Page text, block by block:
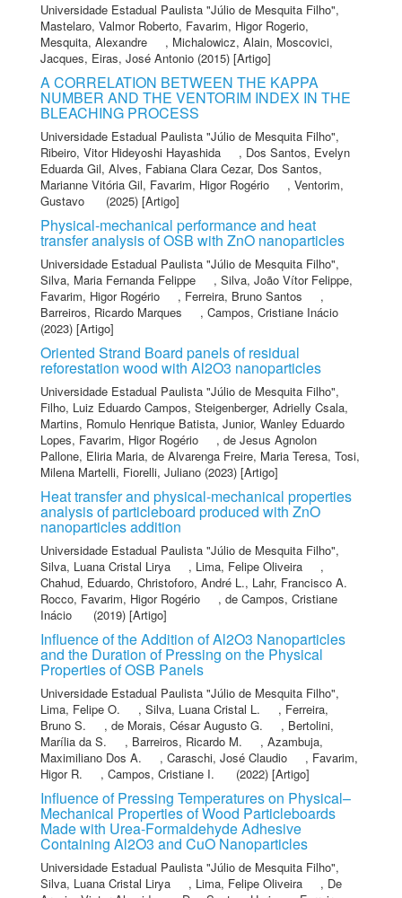
Universidade Estadual Paulista "Júlio de Mesquita Filho",
Mastelaro, Valmor Roberto, Favarim, Higor Rogerio,
Mesquita, Alexandre
, Michalowicz, Alain, Moscovici,
Jacques, Eiras, José Antonio (2015) [Artigo]
A CORRELATION BETWEEN THE KAPPA
NUMBER AND THE VENTORIM INDEX IN THE
BLEACHING PROCESS
Universidade Estadual Paulista "Júlio de Mesquita Filho",
Ribeiro, Vitor Hideyoshi Hayashida
, Dos Santos, Evelyn
Eduarda Gil, Alves, Fabiana Clara Cezar, Dos Santos,
Marianne Vitória Gil, Favarim, Higor Rogério , Ventorim,
Gustavo
(2025) [Artigo]
Physical-mechanical performance and heat
transfer analysis of OSB with ZnO nanoparticles
Universidade Estadual Paulista "Júlio de Mesquita Filho",
Silva, Maria Fernanda Felippe
, Silva, João Vítor Felippe,
Favarim, Higor Rogério
, Ferreira, Bruno Santos
,
Barreiros, Ricardo Marques
, Campos, Cristiane Inácio
(2023) [Artigo]
Oriented Strand Board panels of residual
reforestation wood with Al2O3 nanoparticles
Universidade Estadual Paulista "Júlio de Mesquita Filho",
Filho, Luiz Eduardo Campos, Steigenberger, Adrielly Csala,
Martins, Romulo Henrique Batista, Junior, Wanley Eduardo
Lopes, Favarim, Higor Rogério , de Jesus Agnolon
Pallone, Eliria Maria, de Alvarenga Freire, Maria Teresa, Tosi,
Milena Martelli, Fiorelli, Juliano (2023) [Artigo]
Heat transfer and physical-mechanical properties
analysis of particleboard produced with ZnO
nanoparticles addition
Universidade Estadual Paulista "Júlio de Mesquita Filho",
Silva, Luana Cristal Lirya
, Lima, Felipe Oliveira
,
Chahud, Eduardo, Christoforo, André L., Lahr, Francisco A.
Rocco, Favarim, Higor Rogério , de Campos, Cristiane
Inácio
(2019) [Artigo]
Influence of the Addition of Al2O3 Nanoparticles
and the Duration of Pressing on the Physical
Properties of OSB Panels
Universidade Estadual Paulista "Júlio de Mesquita Filho",
Lima, Felipe O.
, Silva, Luana Cristal L. , Ferreira,
Bruno S.
, de Morais, César Augusto G. , Bertolini,
Marília da S.
, Barreiros, Ricardo M. , Azambuja,
Maximiliano Dos A.
, Caraschi, José Claudio , Favarim,
Higor R.
, Campos, Cristiane I. (2022) [Artigo]
Influence of Pressing Temperatures on Physical–
Mechanical Properties of Wood Particleboards
Made with Urea-Formaldehyde Adhesive
Containing Al2O3 and CuO Nanoparticles
Universidade Estadual Paulista "Júlio de Mesquita Filho",
Silva, Luana Cristal Lirya
, Lima, Felipe Oliveira , De